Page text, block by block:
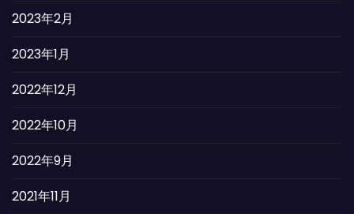
2023年2月
2023年1月
2022年12月
2022年10月
2022年9月
2021年11月